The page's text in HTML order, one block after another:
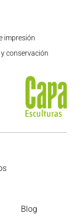
impresión
conservación
Blog